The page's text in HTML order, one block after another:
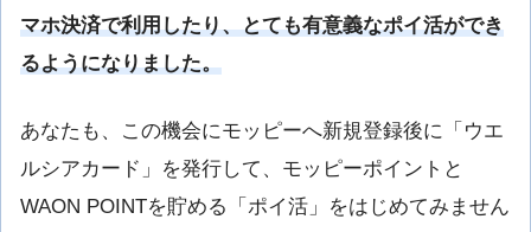
マホ決済で利用したり、とても有意義なポイ活ができ
るようになりました。
あなたも、この機会にモッピーへ新規登録後に「ウエ
ルシアカード」を発行して、モッピーポイントと
WAON POINTを貯める「ポイ活」をはじめてみません